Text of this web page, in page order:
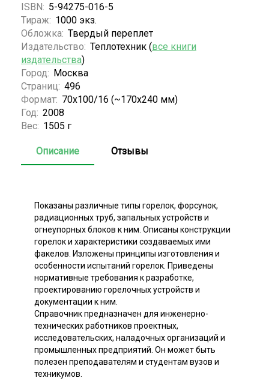
ISBN: 5-94275-016-5
Тираж: 1000 экз.
Обложка: Твердый переплет
Издательство: Теплотехник (все книги
издательства)
Город: Москва
Страниц: 496
Формат: 70x100/16 (~170x240 мм)
Год: 2008
Вес: 1505 г
Описание Отзывы
Показаны различные типы горелок, форсунок,
радиационных труб, запальных устройств и
огнеупорных блоков к ним. Описаны конструкции
горелок и характеристики создаваемых ими
факелов. Изложены принципы изготовления и
особенности испытаний горелок. Приведены
нормативные требования к разработке,
проектированию горелочных устройств и
документации к ним.
Справочник предназначен для инженерно-
технических работников проектных,
исследовательских, наладочных организаций и
промышленных предприятий. Он может быть
полезен преподавателям и студентам вузов и
техникумов.